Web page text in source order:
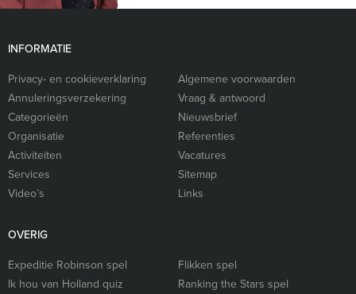
INFORMATIE
Privacy- en cookieverklaring
Algemene voorwaarden
Annuleringsverzekering
Vraag & antwoord
Categorieën
Nieuwsbrief
Organisatie
Referenties
Activiteiten
Vacatures
Services
Sitemap
Video’s
Links
OVERIG
Expeditie Robinson spel
Flikken spel
Ik hou van Holland quiz
Ranking the Stars spel